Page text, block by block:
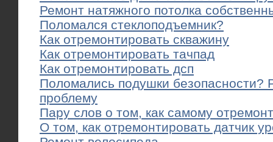
Ремонт натяжного потолка
Поломался стеклоподъемник?
Как отремонтировать скважину
Как отремонтировать тачпад
Как отремонтировать дсп
Поломались подушки безопасности?
проблему
Пару слов о том, как самому
О том, как отремонтировать датчик